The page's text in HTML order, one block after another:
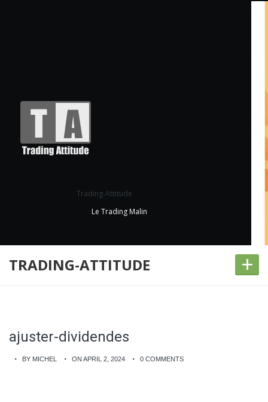
Trading-Attitude
Le Trading Malin
TRADING-ATTITUDE +
ajuster-dividendes
BY MICHEL ON APRIL 2, 2024 0 COMMENTS